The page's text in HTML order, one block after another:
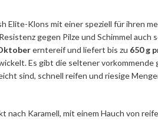
Elite-Klons mit einer speziell für ihren
gegen Pilze und Schimmel
erntereif und liefert bis zu 650 g
Es gibt die seltener
sind, schnell reifen und riesige
nach Karamell, mit einem Hauch von